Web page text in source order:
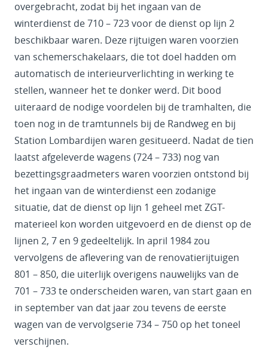
overgebracht, zodat bij het ingaan van de
winterdienst de 710 – 723 voor de dienst op lijn 2
beschikbaar waren. Deze rijtuigen waren voorzien
van schemerschakelaars, die tot doel hadden om
automatisch de interieurverlichting in werking te
stellen, wanneer het te donker werd. Dit bood
uiteraard de nodige voordelen bij de tramhalten, die
toen nog in de tramtunnels bij de Randweg en bij
Station Lombardijen waren gesitueerd. Nadat de tien
laatst afgeleverde wagens (724 – 733) nog van
bezettingsgraadmeters waren voorzien ontstond bij
het ingaan van de winterdienst een zodanige
situatie, dat de dienst op lijn 1 geheel met ZGT-
materieel kon worden uitgevoerd en de dienst op de
lijnen 2, 7 en 9 gedeeltelijk. In april 1984 zou
vervolgens de aflevering van de renovatierijtuigen
801 – 850, die uiterlijk overigens nauwelijks van de
701 – 733 te onderscheiden waren, van start gaan en
in september van dat jaar zou tevens de eerste
wagen van de vervolgserie 734 – 750 op het toneel
verschijnen.